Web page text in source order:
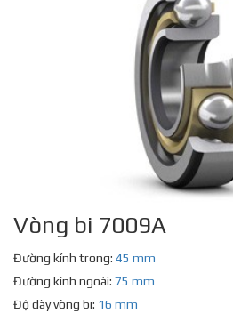
Vòng bi 7009A
Đường kính trong: 45 mm
Đường kính ngoài: 75 mm
Độ dày vòng bi: 16 mm